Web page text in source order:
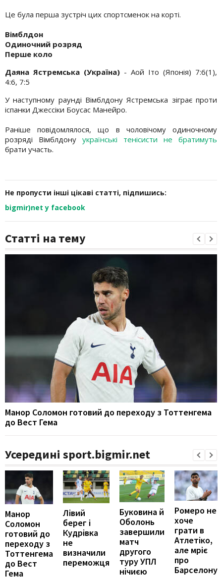
Це була перша зустріч цих спортсменок на корті.
Вімблдон
Одиночний розряд
Перше коло
Даяна Ястремська (Україна) - Аой Іто (Японія) 7:6(1),
4:6, 7:5
У наступному раунді Вімблдону Ястремська зіграє проти
іспанки Джессіки Боусас Манейро.
Раніше повідомлялося, що в чоловічому одиночному
розряді Вімблдону українські тенісисти не братимуть
брати участь.
Не пропусти інші цікаві статті, підпишись:
bigmir)net у facebook
Статті на тему
Манор Соломон готовий до переходу з Тоттенгема
до Вест Гема
Усередині sport.bigmir.net
Манор
Соломон
готовий до
переходу з
Тоттенгема
до Вест
Гема
Лівий
берег і
Кудрівка
не
визначили
переможця
Буковина й
Оболонь
завершили
матч
другого
туру УПЛ
нічиєю
Ромеро не
хоче
грати в
Атлетіко,
але мріє
про
Барселону